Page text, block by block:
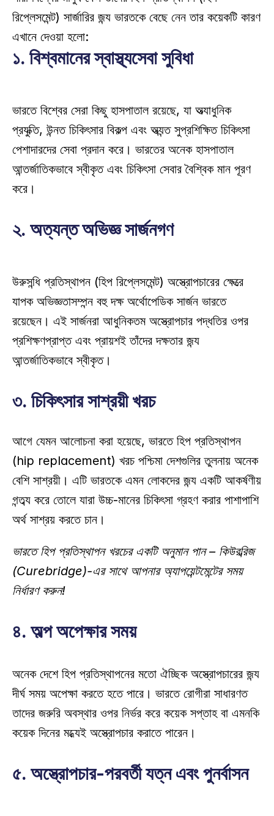
রিপ্লেসমেন্ট) সার্জারির জন্য ভারতকে বেছে নেন তার কয়েকটি কারণ
এখানে দেওয়া হলো:
১. বিশ্বমানের স্বাস্থ্যসেবা সুবিধা
ভারতে বিশ্বের সেরা কিছু হাসপাতাল রয়েছে, যা অত্যাধুনিক
প্রযুক্তি, উন্নত চিকিৎসার বিকল্প এবং অত্যন্ত সুপ্রশিক্ষিত চিকিৎসা
পেশাদারদের সেবা প্রদান করে। ভারতের অনেক হাসপাতাল
আন্তর্জাতিকভাবে স্বীকৃত এবং চিকিৎসা সেবার বৈশ্বিক মান পূরণ
করে।
২. অত্যন্ত অভিজ্ঞ সার্জনগণ
উরুসন্ধি প্রতিস্থাপন (হিপ রিপ্লেসমেন্ট) অস্ত্রোপচারের ক্ষেত্রে
ব্যাপক অভিজ্ঞতাসম্পন্ন বহু দক্ষ অর্থোপেডিক সার্জন ভারতে
রয়েছেন। এই সার্জনরা আধুনিকতম অস্ত্রোপচার পদ্ধতির ওপর
প্রশিক্ষণপ্রাপ্ত এবং প্রায়শই তাঁদের দক্ষতার জন্য
আন্তর্জাতিকভাবে স্বীকৃত।
৩. চিকিৎসার সাশ্রয়ী খরচ
আগে যেমন আলোচনা করা হয়েছে, ভারতে হিপ প্রতিস্থাপন
(hip replacement) খরচ পশ্চিমা দেশগুলির তুলনায় অনেক
বেশি সাশ্রয়ী। এটি ভারতকে এমন লোকদের জন্য একটি আকর্ষণীয়
গন্তব্য করে তোলে যারা উচ্চ-মানের চিকিৎসা গ্রহণ করার পাশাপাশি
অর্থ সাশ্রয় করতে চান।
ভারতে হিপ প্রতিস্থাপন খরচের একটি অনুমান পান – কিউরব্রিজ
(Curebridge)-এর সাথে আপনার অ্যাপয়েন্টমেন্টের সময়
নির্ধারণ করুন!
৪. অল্প অপেক্ষার সময়
অনেক দেশে হিপ প্রতিস্থাপনের মতো ঐচ্ছিক অস্ত্রোপচারের জন্য
দীর্ঘ সময় অপেক্ষা করতে হতে পারে। ভারতে রোগীরা সাধারণত
তাদের জরুরি অবস্থার ওপর নির্ভর করে কয়েক সপ্তাহ বা এমনকি
কয়েক দিনের মধ্যেই অস্ত্রোপচার করাতে পারেন।
৫. অস্ত্রোপচার-পরবর্তী যত্ন এবং পুনর্বাসন